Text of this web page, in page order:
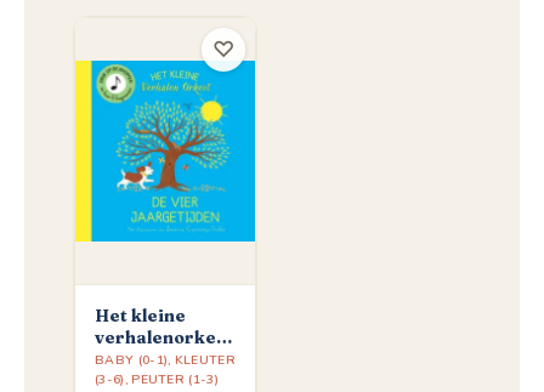
Het kleine
verhalenorkest:
De vier
jaargetijden
BABY (0-1), KLEUTER
(3-6), PEUTER (1-3)
♡